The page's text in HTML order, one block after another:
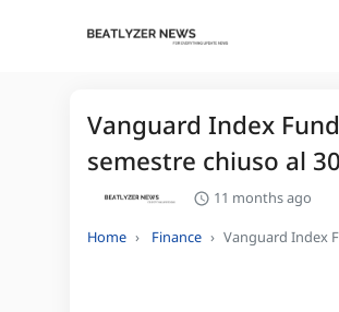
Vanguard Index
semestre chiuso al
11 months ago
Home Finance Vanguard Index